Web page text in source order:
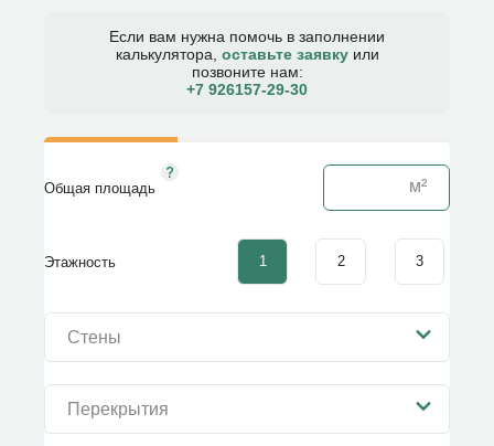
Если вам нужна помочь в заполнении
калькулятора, оставьте заявку или
позвоните нам:
+7 926157-29-30​
Общая площадь
Этажность 1 2 3
Стены
Перекрытия